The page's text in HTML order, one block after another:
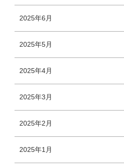
2025年6月
2025年5月
2025年4月
2025年3月
2025年2月
2025年1月